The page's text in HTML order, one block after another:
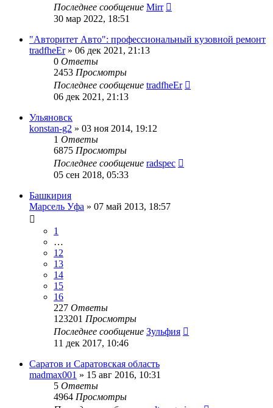
Последнее сообщение Mirr
30 мар 2022, 18:51
"Авторитет Авто": профессиональный кузовной ремонт
tradfheEr» 06 дек 2021, 21:13
0 Ответы
2453 Просмотры
Последнее сообщение tradfheEr
06 дек 2021, 21:13
Ульяновск
konstan-g2 » 03 ноя 2014, 19:12
1 Ответы
6875 Просмотры
Последнее сообщение radspec
05 сен 2018, 05:33
Башкирия
Марсель Уфа » 07 май 2013, 18:57
1
…
12
13
14
15
16
227 Ответы
123201 Просмотры
Последнее сообщение Зульфия
11 дек 2017, 10:46
Саратов и Саратовская область
madmax001 » 15 авг 2016, 10:31
5 Ответы
4964 Просмотры